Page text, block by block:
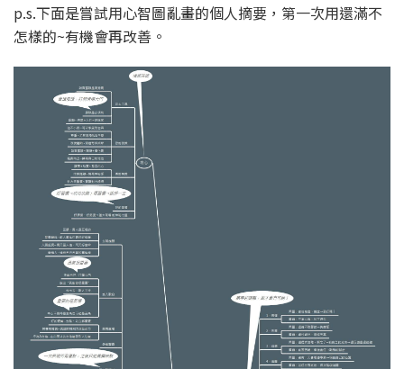
p.s.下面是嘗試用心智圖亂畫的個人摘要，第一次用還滿不
怎樣的~有機會再改善。